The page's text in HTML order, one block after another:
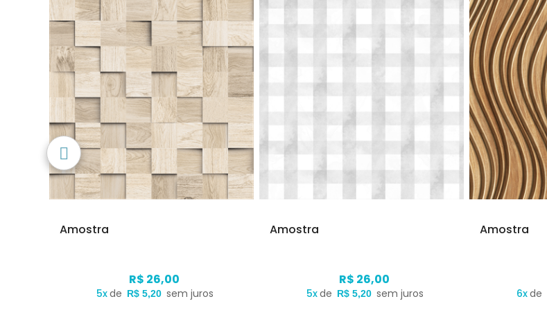
Amostra
R$ 26,00
5xde R$ 5,20 sem juros
Amostra
R$ 26,00
5xde R$ 5,20 sem juros
Amostra
6xde